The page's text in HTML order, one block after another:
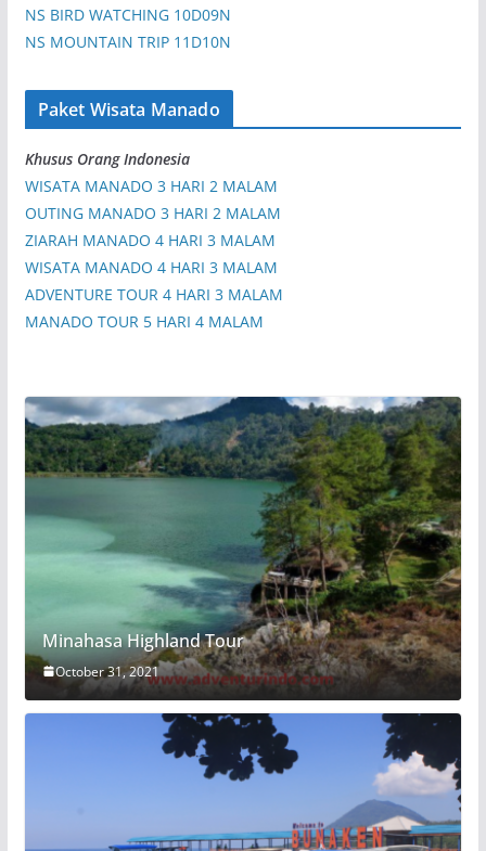
NS BIRD WATCHING 10D09N
NS MOUNTAIN TRIP 11D10N
Paket Wisata Manado
Khusus Orang Indonesia
WISATA MANADO 3 HARI 2 MALAM
OUTING MANADO 3 HARI 2 MALAM
ZIARAH MANADO 4 HARI 3 MALAM
WISATA MANADO 4 HARI 3 MALAM
ADVENTURE TOUR 4 HARI 3 MALAM
MANADO TOUR 5 HARI 4 MALAM
Minahasa Highland Tour
October 31, 2021